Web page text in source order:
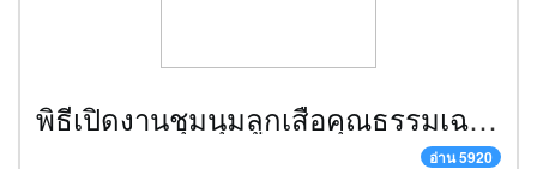
พิธีเปิดงานชุมนุมลูกเสือคุณธรรมเฉลิมพระเกียรติองค์พระประมุข ครั้งที่ ๔
อ่าน 5920